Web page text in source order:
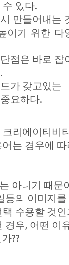
수 있다.
만들어내는
이기 위한 다
점은 바로 잡
가 갖고있는
요하다.
리에이티비
는 경우에
아니기 때문
의 이미지
수용할 것인
경우, 어떤 이
??